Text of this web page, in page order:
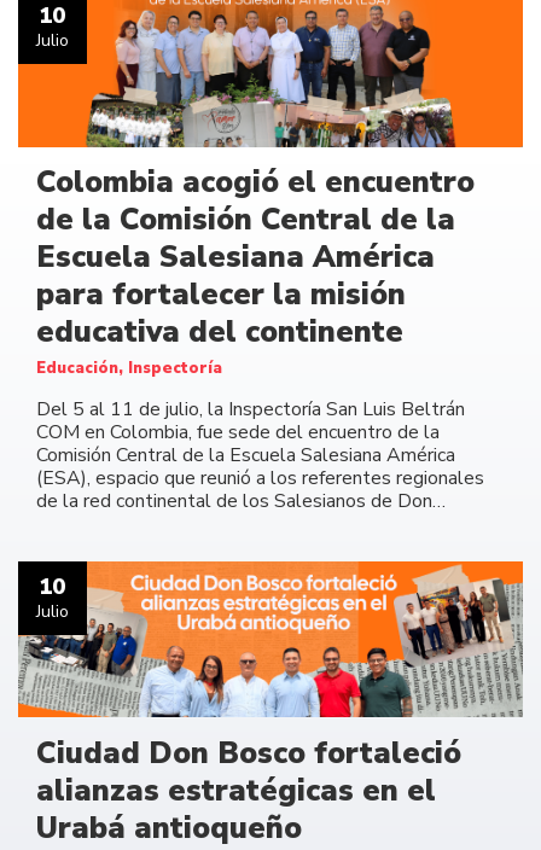
10
Julio
Colombia acogió el encuentro
de la Comisión Central de la
Escuela Salesiana América
para fortalecer la misión
educativa del continente
Educación, Inspectoría
Del 5 al 11 de julio, la Inspectoría San Luis Beltrán
COM en Colombia, fue sede del encuentro de la
Comisión Central de la Escuela Salesiana América
(ESA), espacio que reunió a los referentes regionales
de la red continental de los Salesianos de Don…
10
Julio
Ciudad Don Bosco fortaleció
alianzas estratégicas en el
Urabá antioqueño